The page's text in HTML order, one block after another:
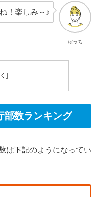
ぼっち
！楽しみ～♪
部数ランキング
は下記のようになってい